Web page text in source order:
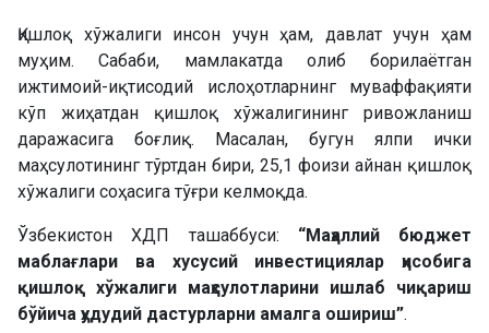
Қишлоқ хўжалиги инсон учун ҳам, давлат учун ҳам
муҳим. Сабаби, мамлакатда олиб борилаётган
ижтимоий-иқтисодий ислоҳотларнинг муваффақияти
кўп жиҳатдан қишлоқ хўжалигининг ривожланиш
даражасига боғлиқ. Масалан, бугун ялпи ички
маҳсулотининг тўртдан бири, 25,1 фоизи айнан қишлоқ
хўжалиги соҳасига тўғри келмоқда.
Ўзбекистон ХДП ташаббуси: “Маҳаллий бюджет
маблағлари ва хусусий инвестициялар ҳисобига
қишлоқ хўжалиги маҳсулотларини ишлаб чиқариш
бўйича ҳудудий дастурларни амалга ошириш”.